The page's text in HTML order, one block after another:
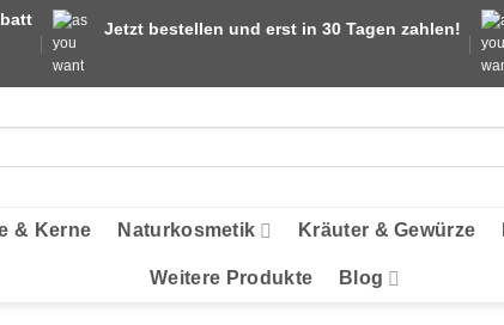
Jetzt bestellen und erst in 30 Tagen zahlen!
& Kerne Naturkosmetik Kräuter & Gewürze
Weitere Produkte Blog